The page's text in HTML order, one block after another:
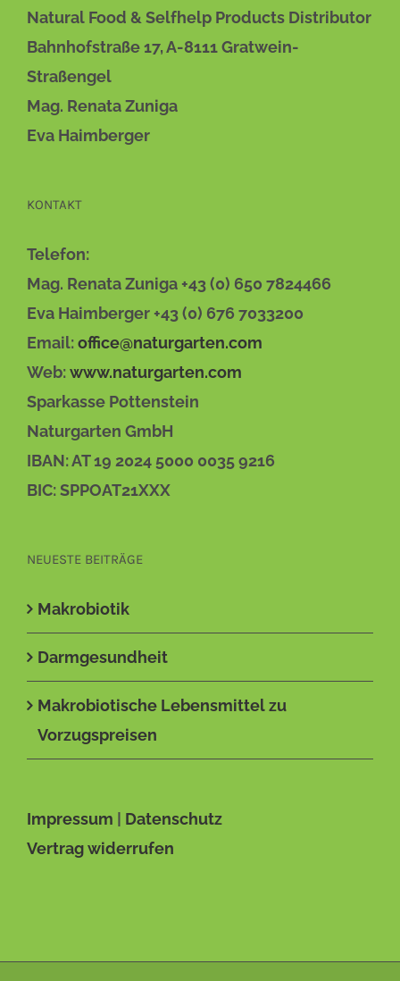
Natural Food & Selfhelp Products Distributor
Bahnhofstraße 17, A-8111 Gratwein-
Straßengel
Mag. Renata Zuniga
Eva Haimberger
KONTAKT
Telefon:
Mag. Renata Zuniga +43 (0) 650 7824466
Eva Haimberger +43 (0) 676 7033200
Email:office@naturgarten.com
Web:www.naturgarten.com
Sparkasse Pottenstein
Naturgarten GmbH
IBAN: AT 19 2024 5000 0035 9216
BIC: SPPOAT21XXX
NEUESTE BEITRÄGE
Makrobiotik
Darmgesundheit
Makrobiotische Lebensmittel zu
Vorzugspreisen
Impressum | Datenschutz
Vertrag widerrufen